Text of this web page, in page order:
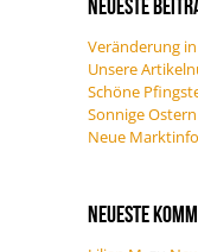
Neueste
Veränderung
Unsere
Schöne
Sonnige Ostern
Neue
Neueste